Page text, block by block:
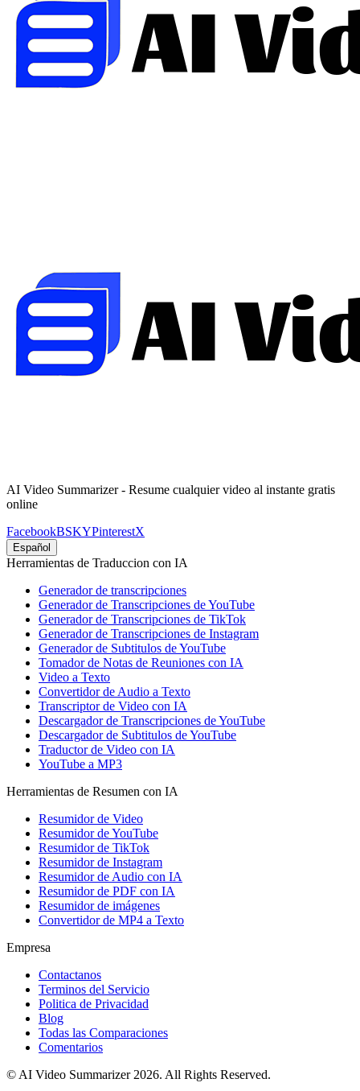
AI Video Summarizer - Resume cualquier video al instante gratis
online
FacebookBSKYPinterestX
Español
Herramientas de Traduccion con IA
Generador de transcripciones
Generador de Transcripciones de YouTube
Generador de Transcripciones de TikTok
Generador de Transcripciones de Instagram
Generador de Subtitulos de YouTube
Tomador de Notas de Reuniones con IA
Video a Texto
Convertidor de Audio a Texto
Transcriptor de Video con IA
Descargador de Transcripciones de YouTube
Descargador de Subtitulos de YouTube
Traductor de Video con IA
YouTube a MP3
Herramientas de Resumen con IA
Resumidor de Video
Resumidor de YouTube
Resumidor de TikTok
Resumidor de Instagram
Resumidor de Audio con IA
Resumidor de PDF con IA
Resumidor de imágenes
Convertidor de MP4 a Texto
Empresa
Contactanos
Terminos del Servicio
Politica de Privacidad
Blog
Todas las Comparaciones
Comentarios
© AI Video Summarizer 2026. All Rights Reserved.